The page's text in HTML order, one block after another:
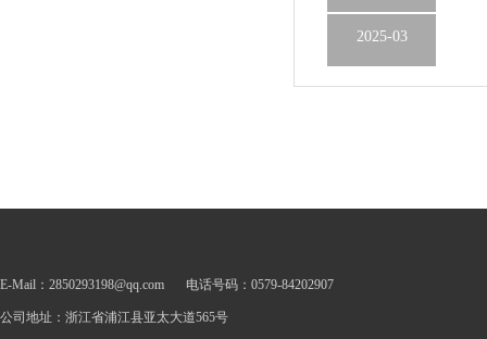
2025-03
E-Mail：2850293198@qq.com 电话号码：0579-84202907
公司地址：浙江省浦江县亚太大道565号